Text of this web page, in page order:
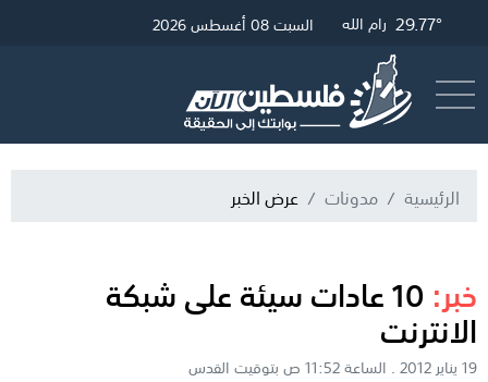
32.33° غزة 30.01° القدس 29.77° رام الله 28.86° الخليل السبت 08 أغسطس 2026
الرئيسية مدونات عرض الخبر
خبر: 10 عادات سيئة على شبكة
الانترنت
19 يناير 2012 . الساعة 11:52 ص بتوقيت القدس